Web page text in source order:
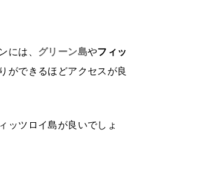
には、 グリーン島やフィッ
ができるほどアクセスが良
ッツロイ島が良いでしょ